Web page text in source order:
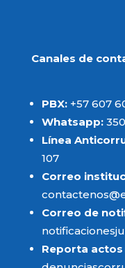
Canales de
PBX:+57 607
Whatsapp:
Línea
107
Correo
Correo de
Reporta